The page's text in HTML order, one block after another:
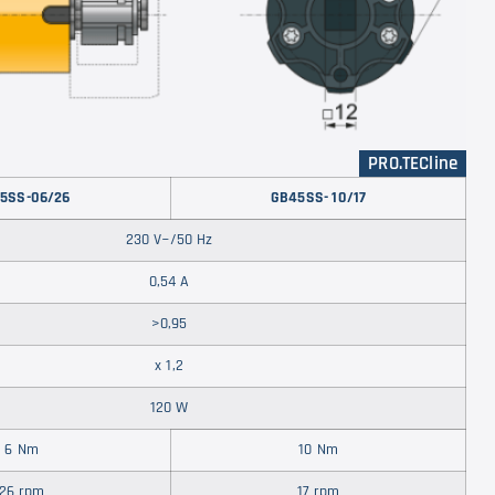
PRO.TECline
06/26 GB45SS- 10/17
230 V~/50 Hz
0,54 A
>0,95
x 1,2
120 W
6 Nm 10 Nm